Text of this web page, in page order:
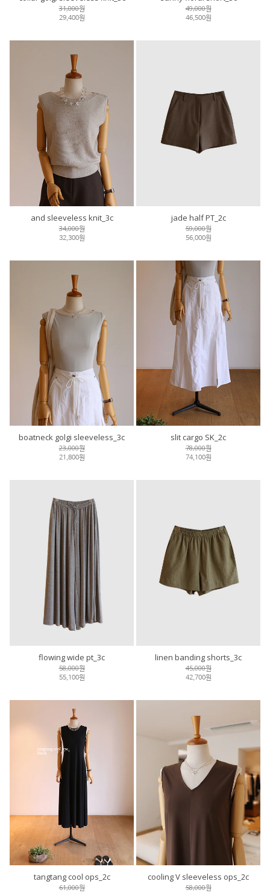
31,000원
29,400원
49,000원
46,500원
and sleeveless knit_3c
34,000원
32,300원
jade half PT_2c
59,000원
56,000원
boatneck golgi sleeveless_3c
23,000원
21,800원
slit cargo SK_2c
78,000원
74,100원
flowing wide pt_3c
58,000원
55,100원
linen banding shorts_3c
45,000원
42,700원
tangtang cool ops_2c
61,000원
cooling V sleeveless ops_2c
58,000원